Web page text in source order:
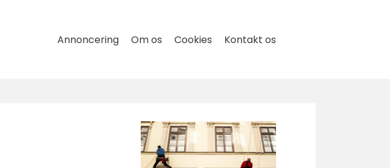
Annoncering Om os Cookies Kontakt os